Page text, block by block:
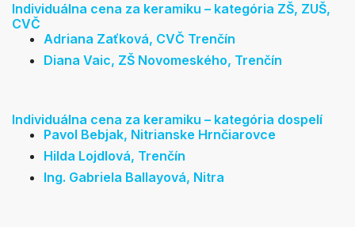
Individuálna cena za keramiku – kategória ZŠ, ZUŠ,
CVČ
Adriana Zaťková, CVČ Trenčín
Diana Vaic, ZŠ Novomeského, Trenčín
Individuálna cena za keramiku – kategória dospelí
Pavol Bebjak, Nitrianske Hrnčiarovce
Hilda Lojdlová, Trenčín
Ing. Gabriela Ballayová, Nitra